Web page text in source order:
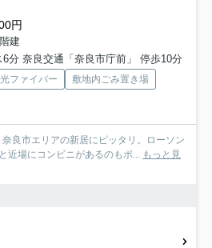
円
建
分 奈良交通「奈良市庁前」 停歩10分
光ファイバー
敷地内ごみ置き場
奈良市エリアの新居にピッタリ。ローソン
近場にコンビニがあるのもポ... もっと見